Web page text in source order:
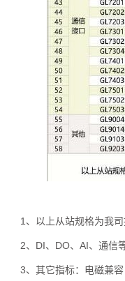
1、以上从站规格为我
2、DI、DO、AI、通信
3、其它指标：电磁兼